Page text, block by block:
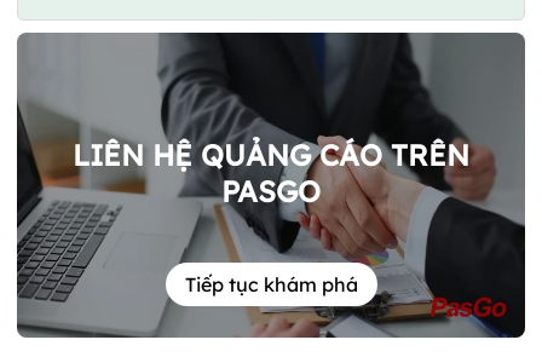
LIÊN HỆ QUẢNG CÁO TRÊN
PASGO
Tiếp tục khám phá